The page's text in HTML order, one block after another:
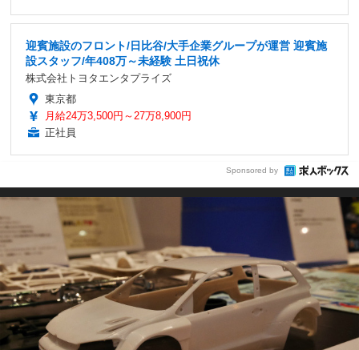
迎賓施設のフロント/日比谷/大手企業グループが運営 迎賓施
設スタッフ/年408万～未経験 土日祝休
株式会社トヨタエンタプライズ
東京都
月給24万3,500円～27万8,900円
正社員
Sponsored by